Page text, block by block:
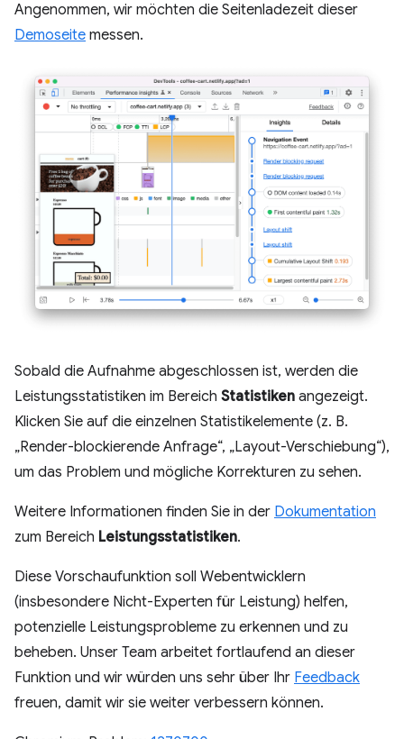
Angenommen, wir möchten die Seitenladezeit dieser
Demoseite messen.
Sobald die Aufnahme abgeschlossen ist, werden die
Leistungsstatistiken im Bereich Statistiken angezeigt.
Klicken Sie auf die einzelnen Statistikelemente (z. B.
„Render-blockierende Anfrage“, „Layout-Verschiebung“),
um das Problem und mögliche Korrekturen zu sehen.
Weitere Informationen finden Sie in der Dokumentation
zum Bereich Leistungsstatistiken.
Diese Vorschaufunktion soll Webentwicklern
(insbesondere Nicht-Experten für Leistung) helfen,
potenzielle Leistungsprobleme zu erkennen und zu
beheben. Unser Team arbeitet fortlaufend an dieser
Funktion und wir würden uns sehr über Ihr Feedback
freuen, damit wir sie weiter verbessern können.